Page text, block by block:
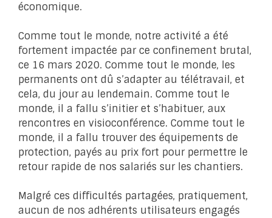
économique.
Comme tout le monde, notre activité a été
fortement impactée par ce confinement brutal,
ce 16 mars 2020. Comme tout le monde, les
permanents ont dû s’adapter au télétravail, et
cela, du jour au lendemain. Comme tout le
monde, il a fallu s’initier et s’habituer, aux
rencontres en visioconférence. Comme tout le
monde, il a fallu trouver des équipements de
protection, payés au prix fort pour permettre le
retour rapide de nos salariés sur les chantiers.
Malgré ces difficultés partagées, pratiquement,
aucun de nos adhérents utilisateurs engagés